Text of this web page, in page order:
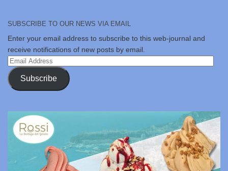
SUBSCRIBE TO OUR NEWS VIA EMAIL
Enter your email address to subscribe to this web-journal and
receive notifications of new posts by email.
Email
Address
Subscribe